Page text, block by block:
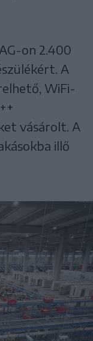
on 2.400
A
WiFi-
vásárolt. A
illő